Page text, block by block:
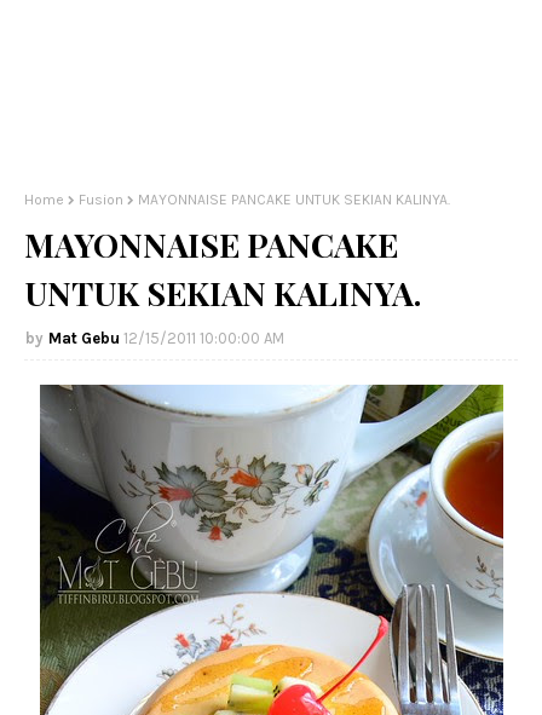
Home Fusion MAYONNAISE PANCAKE UNTUK SEKIAN KALINYA.
MAYONNAISE PANCAKE
UNTUK SEKIAN KALINYA.
Mat Gebu 12/15/2011 10:00:00 AM